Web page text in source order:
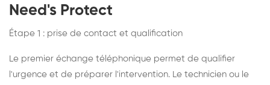
Need's Protect
Étape 1 : prise de contact et qualification
Le premier échange téléphonique permet de qualifier
l'urgence et de préparer l'intervention. Le technicien ou le